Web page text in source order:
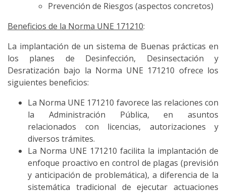
Prevención de Riesgos (aspectos concretos)
Beneficios de la Norma UNE 171210:
La implantación de un sistema de Buenas prácticas en
los planes de Desinfección, Desinsectación y
Desratización bajo la Norma UNE 171210 ofrece los
siguientes beneficios:
La Norma UNE 171210 favorece las relaciones con
la Administración Pública, en asuntos
relacionados con licencias, autorizaciones y
diversos trámites.
La Norma UNE 171210 facilita la implantación de
enfoque proactivo en control de plagas (previsión
y anticipación de problemática), a diferencia de la
sistemática tradicional de ejecutar actuaciones